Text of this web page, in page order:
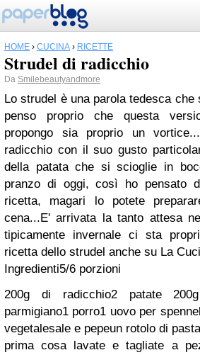
HOME › CUCINA › RICETTE
Strudel di radicchio
Da Smilebeautyandmore
Lo strudel è una parola tedesca
penso proprio che questa
propongo sia proprio un
radicchio con il suo gusto
della patata che si scioglie in
pranzo di oggi, così ho pensato
ricetta, magari lo potete
cena...E' arrivata la tanto attesa
tipicamente invernale ci sta
ricetta dello strudel anche su La
Ingredienti5/6 porzioni
200g di radicchio2 patate
parmigiano1 porro1 uovo per
vegetalesale e pepeun rotolo di
prima cosa lavate e tagliate a